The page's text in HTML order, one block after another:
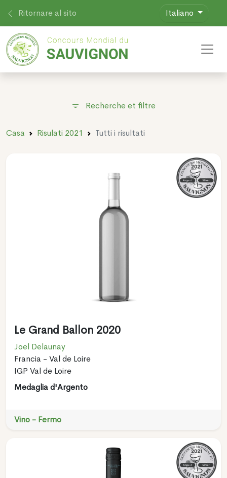
Ritornare al sito Italiano
Recherche et filtre
Casa Risulati 2021 Tutti i risultati
Le Grand Ballon 2020
Joel Delaunay
Francia - Val de Loire
IGP Val de Loire
Medaglia d'Argento
Vino - Fermo